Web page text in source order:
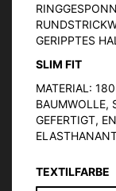
GERIPPTES
SLIM FIT
MATERIAL:
BAUMWOLLE,
GEFERTIGT,
TEXTILFARBE